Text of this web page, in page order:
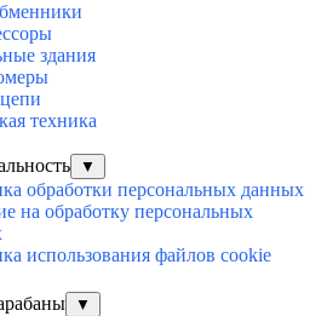
здания
техника
▼
обработки персональных данных
на обработку персональных
использования файлов cookie
▼